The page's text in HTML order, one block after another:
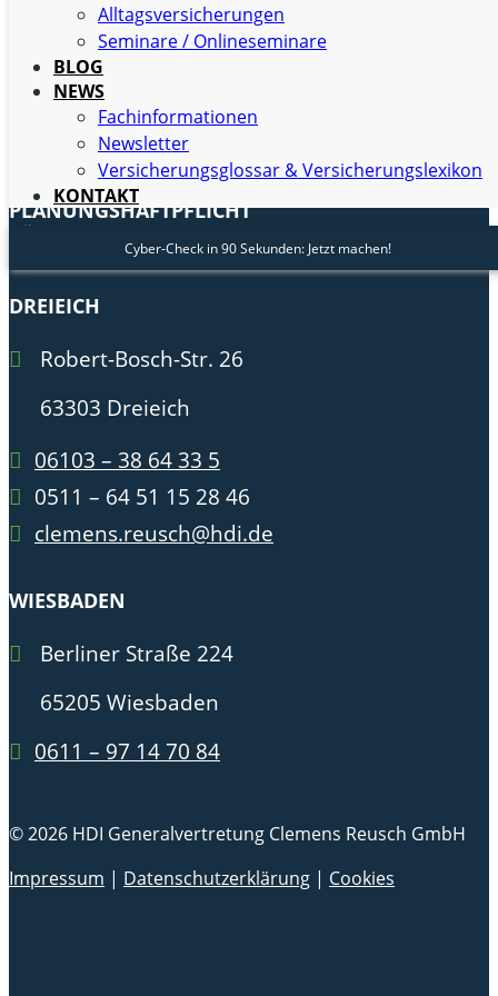
Alltagsversicherungen
Seminare / Onlineseminare
BLOG
NEWS
Fachinformationen
Newsletter
Versicherungsglossar & Versicherungslexikon
KONTAKT
Cyber-Check in 90 Sekunden: Jetzt machen!
BERUFS- UND
PLANUNGSHAFTPFLICHT
DREIEICH
Robert-Bosch-Str. 26
63303 Dreieich
06103 – 38 64 33 5
0511 – 64 51 15 28 46
clemens.reusch@hdi.de
WIESBADEN
Berliner Straße 224
65205 Wiesbaden
0611 – 97 14 70 84
© 2026 HDI Generalvertretung Clemens Reusch GmbH
Impressum | Datenschutzerklärung | Cookies